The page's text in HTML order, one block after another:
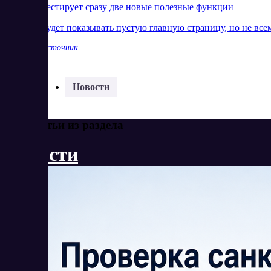
YouTube тестирует сразу две новые полезные функции
YouTube будет показывать пустую главную страницу, но не
Показать источник
Новости
Еще статьи из раздела
Новости